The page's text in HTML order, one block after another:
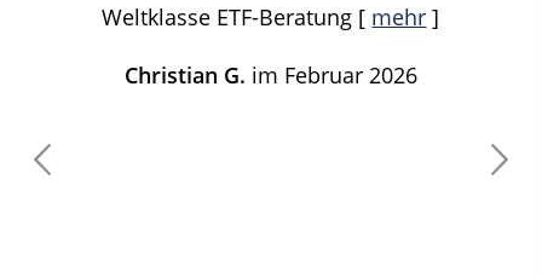
Weltklasse ETF-Beratung [ mehr ]
Christian G. im Februar 2026